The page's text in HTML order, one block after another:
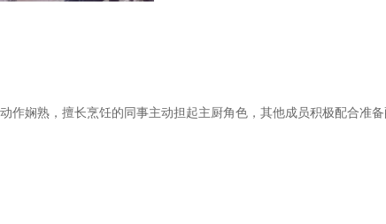
娴熟，擅长烹饪的同事主动担起主厨角色，其他成员积极配合准备